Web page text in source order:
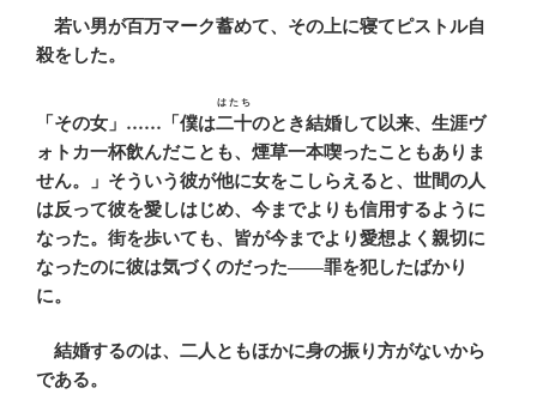
若い男が百万マーク蓄めて、その上に寝てピストル自
殺をした。
「その女」……「僕は二十
はたち
のとき結婚して以来、生涯ヴ
ォトカ一杯飲んだことも、煙草一本喫ったこともありま
せん。」そういう彼が他に女をこしらえると、世間の人
は反って彼を愛しはじめ、今までよりも信用するように
なった。街を歩いても、皆が今までより愛想よく親切に
なったのに彼は気づくのだった――罪を犯したばかり
に。
結婚するのは、二人ともほかに身の振り方がないから
である。